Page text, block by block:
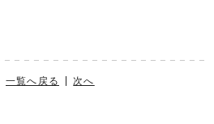
一覧へ戻る 次へ